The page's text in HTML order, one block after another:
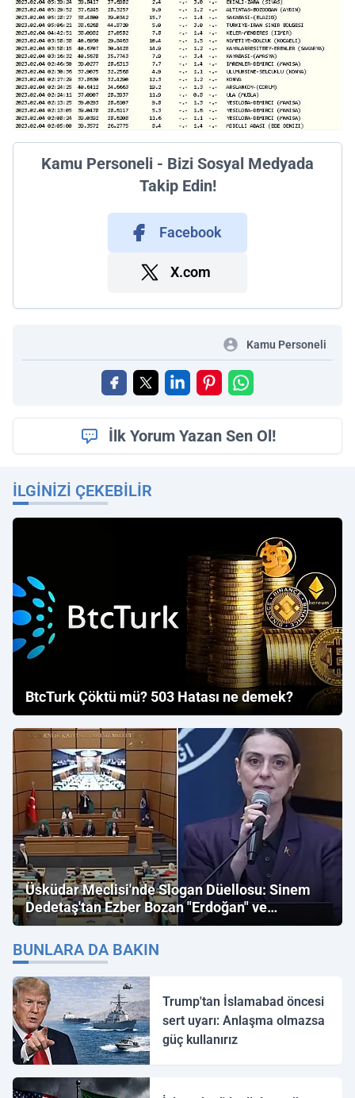
Kamu Personeli - Bizi Sosyal Medyada
Takip Edin!
Facebook
X.com
Kamu Personeli
İlk Yorum Yazan Sen Ol!
İLGINIZI ÇEKEBILIR
BtcTurk Çöktü mü? 503 Hatası ne demek?
Üsküdar Meclisi'nde Slogan Düellosu: Sinem
Dedetaş'tan Ezber Bozan "Erdoğan" ve
"İmamoğlu" Çıkışı!
BUNLARA DA BAKIN
Trump'tan İslamabad öncesi
sert uyarı: Anlaşma olmazsa
güç kullanırız